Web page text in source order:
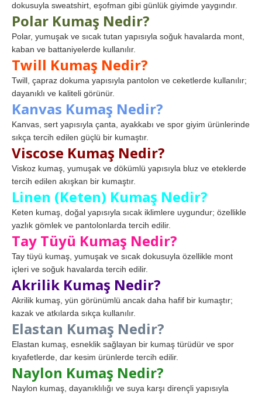
dokusuyla sweatshirt, eşofman gibi günlük giyimde yaygındır.
Polar Kumaş Nedir?
Polar, yumuşak ve sıcak tutan yapısıyla soğuk havalarda mont,
kaban ve battaniyelerde kullanılır.
Twill Kumaş Nedir?
Twill, çapraz dokuma yapısıyla pantolon ve ceketlerde kullanılır;
dayanıklı ve kaliteli görünür.
Kanvas Kumaş Nedir?
Kanvas, sert yapısıyla çanta, ayakkabı ve spor giyim ürünlerinde
sıkça tercih edilen güçlü bir kumaştır.
Viscose Kumaş Nedir?
Viskoz kumaş, yumuşak ve dökümlü yapısıyla bluz ve eteklerde
tercih edilen akışkan bir kumaştır.
Linen (Keten) Kumaş Nedir?
Keten kumaş, doğal yapısıyla sıcak iklimlere uygundur; özellikle
yazlık gömlek ve pantolonlarda tercih edilir.
Tay Tüyü Kumaş Nedir?
Tay tüyü kumaş, yumuşak ve sıcak dokusuyla özellikle mont
içleri ve soğuk havalarda tercih edilir.
Akrilik Kumaş Nedir?
Akrilik kumaş, yün görünümlü ancak daha hafif bir kumaştır;
kazak ve atkılarda sıkça kullanılır.
Elastan Kumaş Nedir?
Elastan kumaş, esneklik sağlayan bir kumaş türüdür ve spor
kıyafetlerde, dar kesim ürünlerde tercih edilir.
Naylon Kumaş Nedir?
Naylon kumaş, dayanıklılığı ve suya karşı dirençli yapısıyla